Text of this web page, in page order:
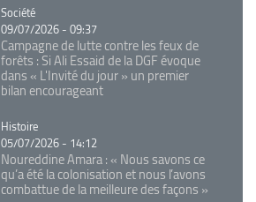
Catégorie
Société
09/07/2026 - 09:37
Campagne de lutte contre les feux de
forêts : Si Ali Essaid de la DGF évoque
dans « L'Invité du jour » un premier
bilan encourageant
Catégorie
Histoire
05/07/2026 - 14:12
Noureddine Amara : « Nous savons ce
qu’a été la colonisation et nous l’avons
combattue de la meilleure des façons »